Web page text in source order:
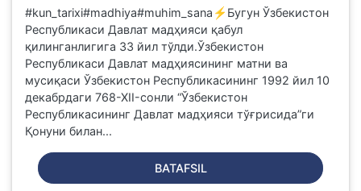
#kun_tarixi#madhiya#muhim_sana⚡️Бугун Ўзбекистон
Республикаси Давлат мадҳияси қабул
қилинганлигига 33 йил тўлди.Ўзбекистон
Республикаси Давлат мадҳиясининг матни ва
мусиқаси Ўзбекистон Республикасининг 1992 йил 10
декабрдаги 768-ХII-сонли “Ўзбекистон
Республикасининг Давлат мадҳияси тўғрисида”ги
Қонуни билан...
BATAFSIL